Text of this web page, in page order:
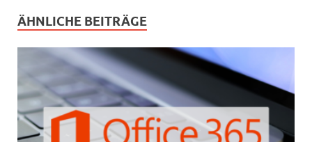
ÄHNLICHE BEITRÄGE